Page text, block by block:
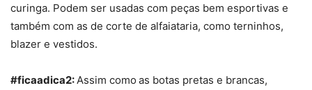
curinga. Podem ser usadas com peças bem esportivas e
também com as de corte de alfaiataria, como terninhos,
blazer e vestidos.
#ficaadica2:Assim como as botas pretas e brancas,